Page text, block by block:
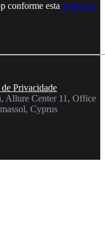
conforme esta Aviso de
Privacidade
Allure Center 11, Office
Cyprus